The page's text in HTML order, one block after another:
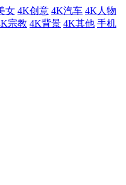
女 4K创意 4K汽车 4K人物
宗教 4K背景 4K其他 手机